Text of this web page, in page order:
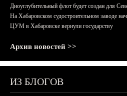
Дноуглубительный флот будет создан для
На Хабаровском судостроительном заводе
ЦУМ в Хабаровске вернули государству
Архив новостей >>
ИЗ БЛОГОВ